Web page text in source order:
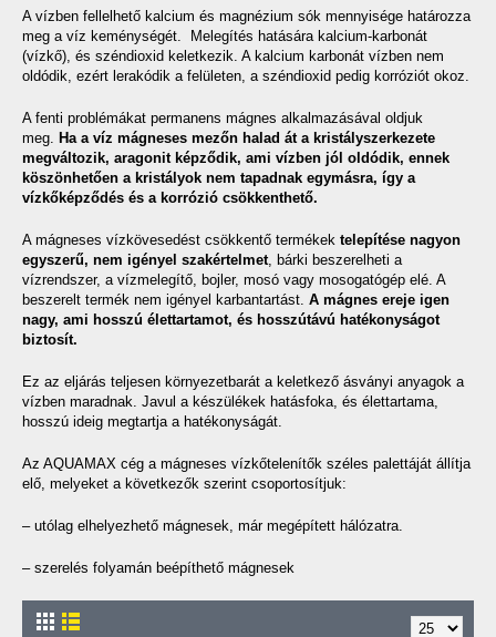
A vízben fellelhető kalcium és magnézium sók mennyisége határozza
meg a víz keménységét. Melegítés hatására kalcium-karbonát
(vízkő), és széndioxid keletkezik. A kalcium karbonát vízben nem
oldódik, ezért lerakódik a felületen, a széndioxid pedig korróziót okoz.
A fenti problémákat permanens mágnes alkalmazásával oldjuk
meg. Ha a víz mágneses mezőn halad át a kristályszerkezete
megváltozik, aragonit képződik, ami vízben jól oldódik, ennek
köszönhetően a kristályok nem tapadnak egymásra, így a
vízkőképződés és a korrózió csökkenthető.
A mágneses vízkövesedést csökkentő termékek telepítése nagyon
egyszerű, nem igényel szakértelmet , bárki beszerelheti a
vízrendszer, a vízmelegítő, bojler, mosó vagy mosogatógép elé. A
beszerelt termék nem igényel karbantartást. A mágnes ereje igen
nagy, ami hosszú élettartamot, és hosszútávú hatékonyságot
biztosít.
Ez az eljárás teljesen környezetbarát a keletkező ásványi anyagok a
vízben maradnak. Javul a készülékek hatásfoka, és élettartama,
hosszú ideig megtartja a hatékonyságát.
Az AQUAMAX cég a mágneses vízkőtelenítők széles palettáját állítja
elő, melyeket a következők szerint csoportosítjuk:
– utólag elhelyezhető mágnesek, már megépített hálózatra.
– szerelés folyamán beépíthető mágnesek